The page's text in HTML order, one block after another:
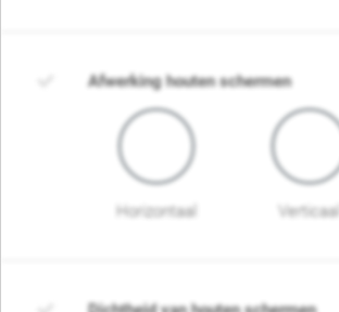
Afwerking houten schermen
Horizontaal Verticaal